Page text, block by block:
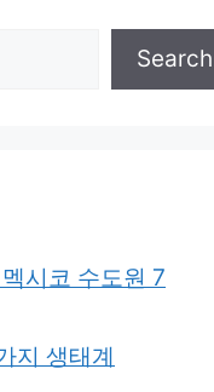
Search
시코 수도원 7
지 생태계